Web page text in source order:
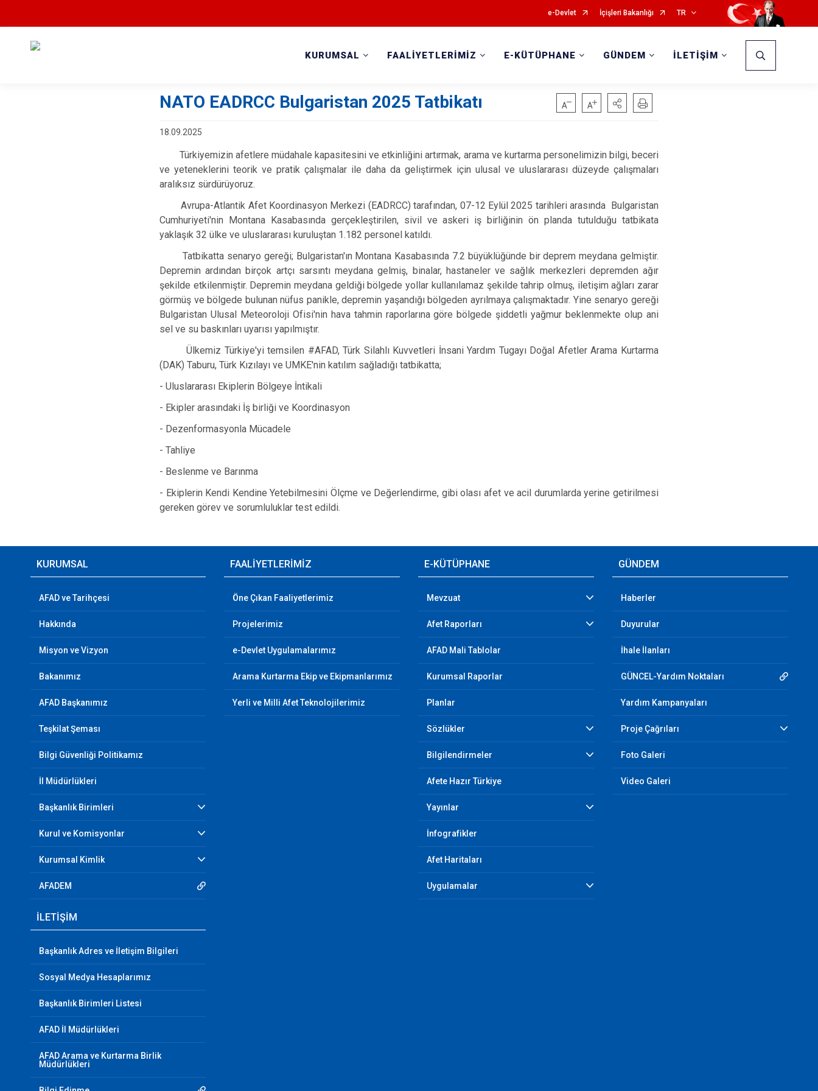
e-Devlet İçişleri Bakanlığı TR
KURUMSAL FAALİYETLERİMİZ E-KÜTÜPHANE GÜNDEM İLETİŞİM
NATO EADRCC Bulgaristan 2025 Tatbikatı
18.09.2025
Türkiyemizin afetlere müdahale kapasitesini ve etkinliğini artırmak, arama ve kurtarma personelimizin bilgi, beceri
ve yeteneklerini teorik ve pratik çalışmalar ile daha da geliştirmek için ulusal ve uluslararası düzeyde çalışmaları
aralıksız sürdürüyoruz.
Avrupa-Atlantik Afet Koordinasyon Merkezi (EADRCC) tarafından, 07-12 Eylül 2025 tarihleri arasında Bulgaristan
Cumhuriyeti'nin Montana Kasabasında gerçekleştirilen, sivil ve askeri iş birliğinin ön planda tutulduğu tatbikata
yaklaşık 32 ülke ve uluslararası kuruluştan 1.182 personel katıldı.
Tatbikatta senaryo gereği; Bulgaristan'ın Montana Kasabasında 7.2 büyüklüğünde bir deprem meydana gelmiştir.
Depremin ardından birçok artçı sarsıntı meydana gelmiş, binalar, hastaneler ve sağlık merkezleri depremden ağır
şekilde etkilenmiştir. Depremin meydana geldiği bölgede yollar kullanılamaz şekilde tahrip olmuş, iletişim ağları zarar
görmüş ve bölgede bulunan nüfus panikle, depremin yaşandığı bölgeden ayrılmaya çalışmaktadır. Yine senaryo gereği
Bulgaristan Ulusal Meteoroloji Ofisi'nin hava tahmin raporlarına göre bölgede şiddetli yağmur beklenmekte olup ani
sel ve su baskınları uyarısı yapılmıştır.
Ülkemiz Türkiye'yi temsilen #AFAD, Türk Silahlı Kuvvetleri İnsani Yardım Tugayı Doğal Afetler Arama Kurtarma
(DAK) Taburu, Türk Kızılayı ve UMKE'nin katılım sağladığı tatbikatta;
- Uluslararası Ekiplerin Bölgeye İntikali
- Ekipler arasındaki İş birliği ve Koordinasyon
- Dezenformasyonla Mücadele
- Tahliye
- Beslenme ve Barınma
- Ekiplerin Kendi Kendine Yetebilmesini Ölçme ve Değerlendirme, gibi olası afet ve acil durumlarda yerine getirilmesi
gereken görev ve sorumluluklar test edildi.
KURUMSAL
AFAD ve Tarihçesi
Hakkında
Misyon ve Vizyon
Bakanımız
AFAD Başkanımız
Teşkilat Şeması
Bilgi Güvenliği Politikamız
İl Müdürlükleri
Başkanlık Birimleri
Kurul ve Komisyonlar
Kurumsal Kimlik
AFADEM
FAALİYETLERİMİZ
Öne Çıkan Faaliyetlerimiz
Projelerimiz
e-Devlet Uygulamalarımız
Arama Kurtarma Ekip ve Ekipmanlarımız
Yerli ve Milli Afet Teknolojilerimiz
E-KÜTÜPHANE
Mevzuat
Afet Raporları
AFAD Mali Tablolar
Kurumsal Raporlar
Planlar
Sözlükler
Bilgilendirmeler
Afete Hazır Türkiye
Yayınlar
İnfografikler
Afet Haritaları
Uygulamalar
GÜNDEM
Haberler
Duyurular
İhale İlanları
GÜNCEL-Yardım Noktaları
Yardım Kampanyaları
Proje Çağrıları
Foto Galeri
Video Galeri
İLETİŞİM
Başkanlık Adres ve İletişim Bilgileri
Sosyal Medya Hesaplarımız
Başkanlık Birimleri Listesi
AFAD İl Müdürlükleri
AFAD Arama ve Kurtarma Birlik
Müdürlükleri